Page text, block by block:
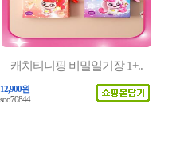
캐치티니핑 비밀일기장 1+..
12,900원
soo70844